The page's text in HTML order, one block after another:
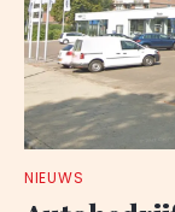
NIEUWS